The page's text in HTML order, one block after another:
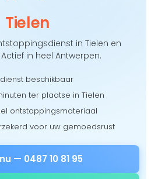
Tielen
in Tielen en
in heel Antwerpen.
beschikbaar
ter plaatse in Tielen
ontstoppingsmateriaal
voor uw gemoedsrust
— 0487 10 81 95